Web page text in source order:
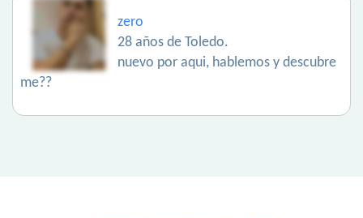
zero
28 años de Toledo.
nuevo por aqui, hablemos y descubre
me??